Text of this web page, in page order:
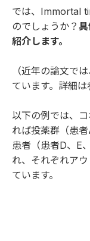
では、Immortal
のでしょうか？
紹介します。
（近年の論文で
ています。詳細は
以下の例では、
れば投薬群（患
患者（患者D、E
れ、それぞれア
ています。